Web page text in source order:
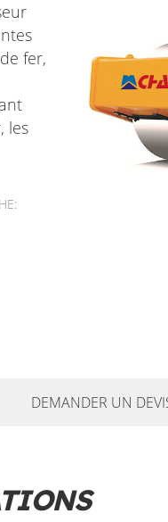
fer,
les
DEMANDER UN